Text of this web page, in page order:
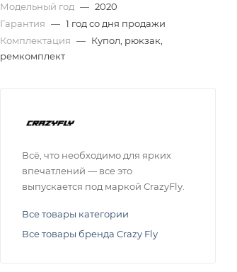
Модельный год — 2020
Гарантия — 1 год со дня продажи
Комплектация — Купол, рюкзак,
ремкомплект
Всё, что необходимо для ярких
впечатлений — все это
выпускается под маркой CrazyFly.
Все товары категории
Все товары бренда Crazy Fly